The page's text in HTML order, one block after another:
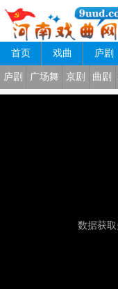
首页 戏曲 庐剧
庐剧 广场舞 京剧 曲剧